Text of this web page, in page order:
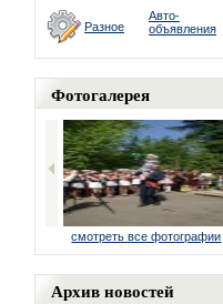
Разное
Авто-
объявления
Фотогалерея
смотреть все фотографии
Архив новостей